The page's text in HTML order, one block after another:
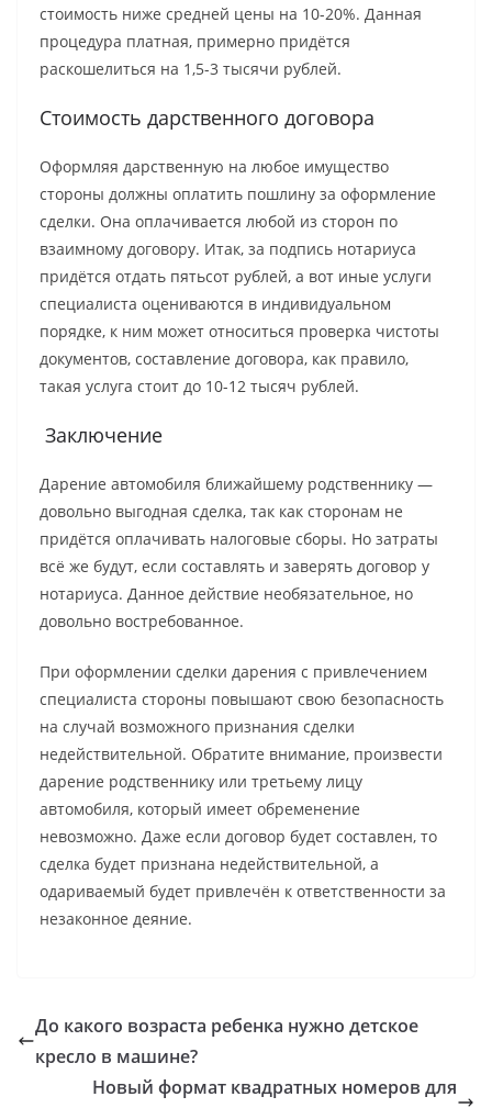
стоимость ниже средней цены на 10-20%. Данная
процедура платная, примерно придётся
раскошелиться на 1,5-3 тысячи рублей.
Стоимость дарственного договора
Оформляя дарственную на любое имущество
стороны должны оплатить пошлину за оформление
сделки. Она оплачивается любой из сторон по
взаимному договору. Итак, за подпись нотариуса
придётся отдать пятьсот рублей, а вот иные услуги
специалиста оцениваются в индивидуальном
порядке, к ним может относиться проверка чистоты
документов, составление договора, как правило,
такая услуга стоит до 10-12 тысяч рублей.
Заключение
Дарение автомобиля ближайшему родственнику —
довольно выгодная сделка, так как сторонам не
придётся оплачивать налоговые сборы. Но затраты
всё же будут, если составлять и заверять договор у
нотариуса. Данное действие необязательное, но
довольно востребованное.
При оформлении сделки дарения с привлечением
специалиста стороны повышают свою безопасность
на случай возможного признания сделки
недействительной. Обратите внимание, произвести
дарение родственнику или третьему лицу
автомобиля, который имеет обременение
невозможно. Даже если договор будет составлен, то
сделка будет признана недействительной, а
одариваемый будет привлечён к ответственности за
незаконное деяние.
До какого возраста ребенка нужно детское
кресло в машине?
Новый формат квадратных номеров для